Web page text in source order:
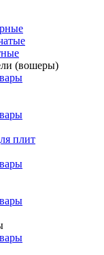
(вошеры)
плит